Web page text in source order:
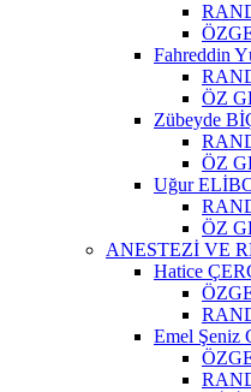
Fahreddin
ÖZ
Zübeyde
ÖZ
Uğur
ÖZ
ANESTEZİ VE
Hatice
Emel